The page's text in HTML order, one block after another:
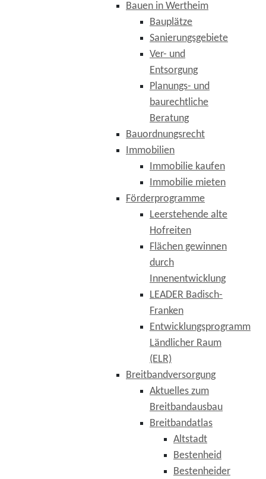
Bauen in Wertheim
Bauplätze
Sanierungsgebiete
Ver- und
Entsorgung
Planungs- und
baurechtliche
Beratung
Bauordnungsrecht
Immobilien
Immobilie kaufen
Immobilie mieten
Förderprogramme
Leerstehende alte
Hofreiten
Flächen gewinnen
durch
Innenentwicklung
LEADER Badisch-
Franken
Entwicklungsprogramm
Ländlicher Raum
(ELR)
Breitbandversorgung
Aktuelles zum
Breitbandausbau
Breitbandatlas
Altstadt
Bestenheid
Bestenheider